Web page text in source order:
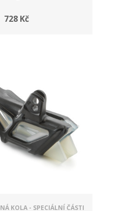
728 Kč
KOLA - SPECIÁLNÍ ČÁSTI